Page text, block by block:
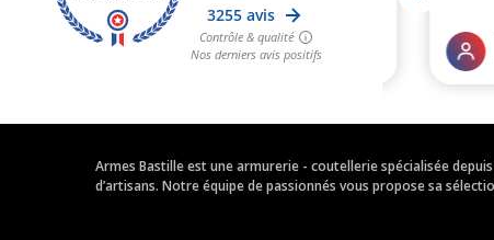
Armes Bastille est une armurerie - coutellerie spécialisée
d’artisans. Notre équipe de passionnés vous propose sa